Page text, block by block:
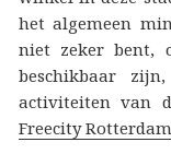
het algemeen
niet zeker bent,
beschikbaar
activiteiten van
Freecity Rotterdam